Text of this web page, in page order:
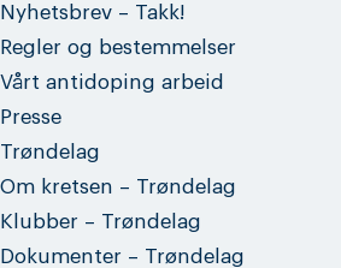
Nyhetsbrev – Takk!
Regler og bestemmelser
Vårt antidoping arbeid
Presse
Trøndelag
Om kretsen – Trøndelag
Klubber – Trøndelag
Dokumenter – Trøndelag